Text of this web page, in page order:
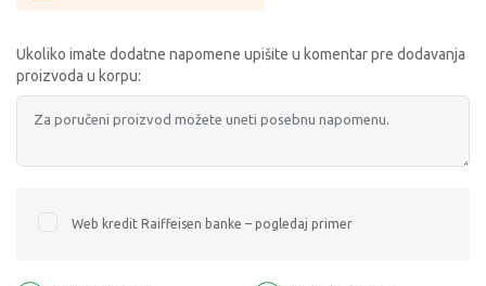
Ukoliko imate dodatne napomene upišite u komentar pre dodavanja
proizvoda u korpu:
Web kredit Raiffeisen banke – pogledaj primer